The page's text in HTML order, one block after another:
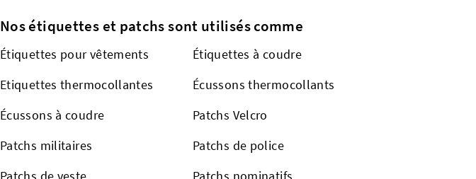
Nos étiquettes et patchs sont utilisés comme
Étiquettes pour vêtements
Étiquettes à coudre
Etiquettes thermocollantes
Écussons thermocollants
Écussons à coudre
Patchs Velcro
Patchs militaires
Patchs de police